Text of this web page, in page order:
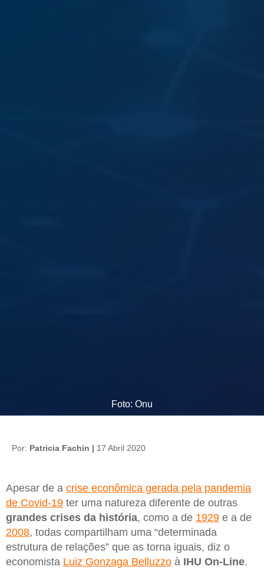
Foto: Onu
Por: Patricia Fachin | 17 Abril 2020
Apesar de a crise econômica gerada pela pandemia
de Covid-19 ter uma natureza diferente de outras
grandes crises da história, como a de 1929 e a de
2008, todas compartilham uma “determinada
estrutura de relações” que as torna iguais, diz o
economista Luiz Gonzaga Belluzzo à IHU On-Line.